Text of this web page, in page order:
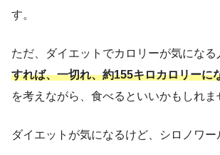
す。
ただ、ダイエットでカロリーが気になる
すれば、一切れ、約155キロカロリーに
を考えながら、食べるといいかもしれま
ダイエットが気になるけど、シロノワー